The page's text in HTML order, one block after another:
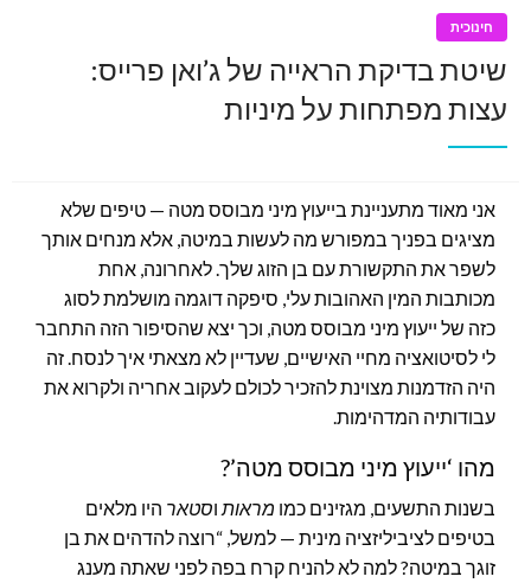
חינוכית
שיטת בדיקת הראייה של ג’ואן פרייס:
עצות מפתחות על מיניות
אני מאוד מתעניינת בייעוץ מיני מבוסס מטה — טיפים שלא
מציגים בפניך במפורש מה לעשות במיטה, אלא מנחים אותך
לשפר את התקשורת עם בן הזוג שלך. לאחרונה, אחת
מכותבות המין האהובות עלי, סיפקה דוגמה מושלמת לסוג
כזה של ייעוץ מיני מבוסס מטה, וכך יצא שהסיפור הזה התחבר
לי לסיטואציה מחיי האישיים, שעדיין לא מצאתי איך לנסח. זה
היה הזדמנות מצוינת להזכיר לכולם לעקוב אחריה ולקרוא את
עבודותיה המדהימות.
מהו ‘ייעוץ מיני מבוסס מטה’?
בשנות התשעים, מגזינים כמו מראות וסטאר היו מלאים
בטיפים לציביליזציה מינית — למשל, “רוצה להדהים את בן
זוגך במיטה? למה לא להניח קרח בפה לפני שאתה מענג